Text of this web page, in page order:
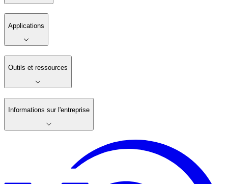
Applications
Outils et ressources
Informations sur l'entreprise